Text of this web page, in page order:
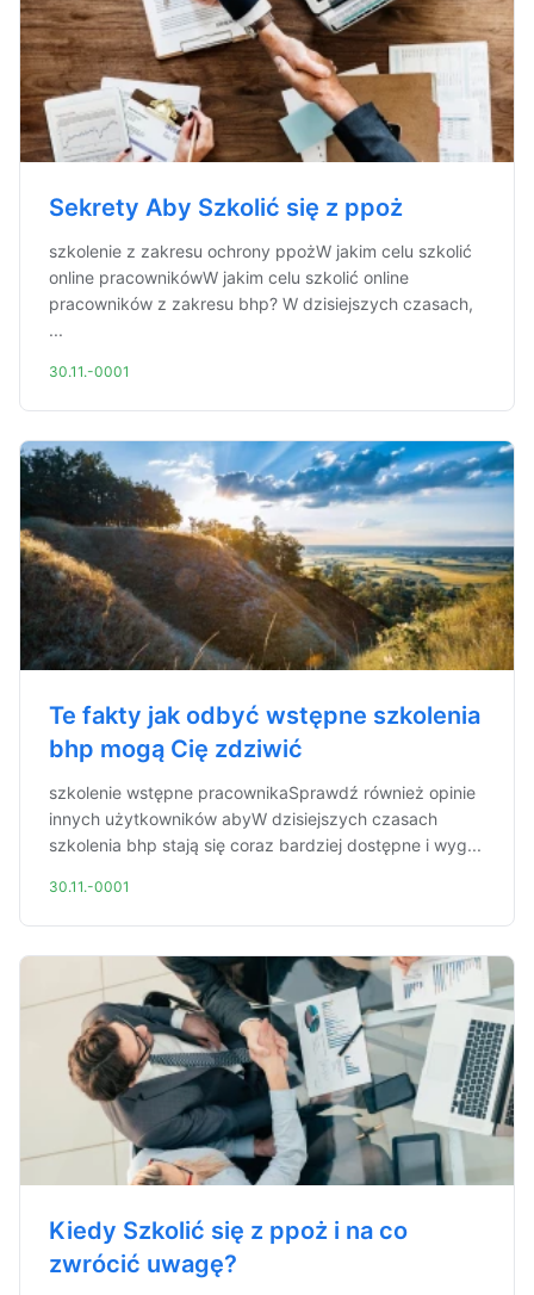
Sekrety Aby Szkolić się z ppoż
szkolenie z zakresu ochrony ppożW jakim celu szkolić
online pracownikówW jakim celu szkolić online
pracowników z zakresu bhp? W dzisiejszych czasach,
...
30.11.-0001
Te fakty jak odbyć wstępne szkolenia
bhp mogą Cię zdziwić
szkolenie wstępne pracownikaSprawdź również opinie
innych użytkowników abyW dzisiejszych czasach
szkolenia bhp stają się coraz bardziej dostępne i wyg...
30.11.-0001
Kiedy Szkolić się z ppoż i na co
zwrócić uwagę?